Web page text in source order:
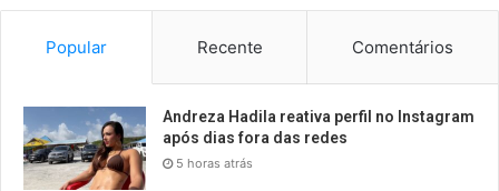
Popular Recente Comentários
Andreza Hadila reativa perfil no Instagram
após dias fora das redes
5 horas atrás